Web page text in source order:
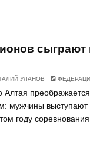
УЛАНОВ
Алтая
мужчины
году